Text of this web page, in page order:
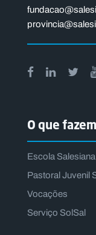
O que
Escola Salesiana
Pastoral Juvenil
Vocações
Serviço SolSal